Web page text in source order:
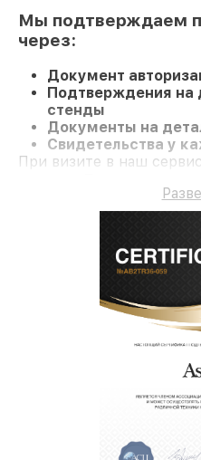
Мы подтверждаем
через:
Документ
Подтверждения на
стенды
Документы на
Свидетельства у
При визите в наш
обслуживание и
комплектующие.